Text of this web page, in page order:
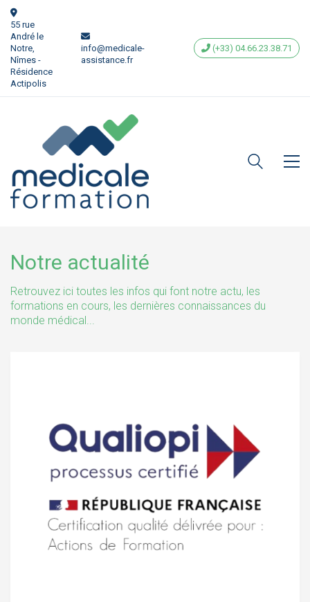
55 rue
André le
Notre,
Nîmes -
Résidence
Actipolis
info@medicale-
assistance.fr
(+33) 04.66.23.38.71
Notre actualité
Retrouvez ici toutes les infos qui font notre actu, les
formations en cours, les dernières connaissances du
monde médical...